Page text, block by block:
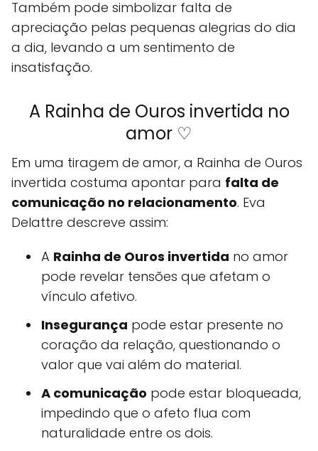
Também pode simbolizar falta de
apreciação pelas pequenas alegrias do dia
a dia, levando a um sentimento de
insatisfação.
A Rainha de Ouros invertida no
amor ♡
Em uma tiragem de amor, a Rainha de Ouros
invertida costuma apontar para falta de
comunicação no relacionamento. Eva
Delattre descreve assim:
A Rainha de Ouros invertida no amor
pode revelar tensões que afetam o
vínculo afetivo.
Insegurança pode estar presente no
coração da relação, questionando o
valor que vai além do material.
A comunicação pode estar bloqueada,
impedindo que o afeto flua com
naturalidade entre os dois.